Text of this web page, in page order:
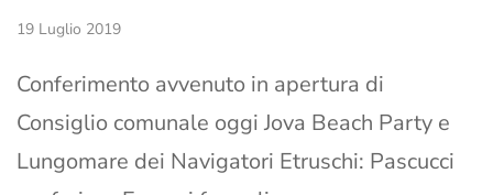
19 Luglio 2019
Conferimento avvenuto in apertura di
Consiglio comunale oggi Jova Beach Party e
Lungomare dei Navigatori Etruschi: Pascucci